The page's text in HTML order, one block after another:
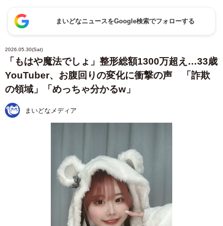
まいどなニュースをGoogle検索でフォローする
2026.05.30(Sat)
「もはや魔法でしょ」整形総額1300万超え…33歳
YouTuber、お腹回りの変化に衝撃の声 「詐欺
の領域」「めっちゃ分かるw」
まいどなメディア